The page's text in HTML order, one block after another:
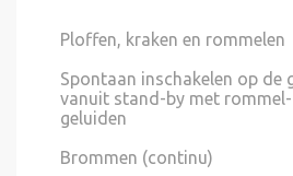
Ploffen, kraken en rommelen
Spontaan inschakelen op de
vanuit stand-by met
geluiden
Brommen (continu)